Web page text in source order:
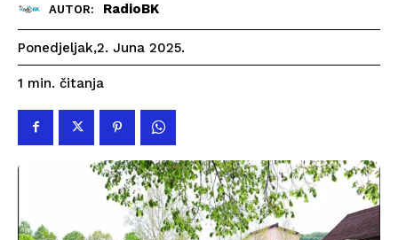
AUTOR: RadioBK
Ponedjeljak,2. Juna 2025.
1 min. čitanja